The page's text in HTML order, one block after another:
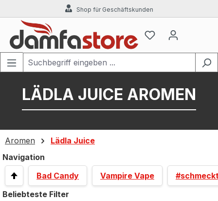
Zum Hauptinhalt springenShop für Geschäftskunden
LÄDLA JUICE AROMEN
Aromen
Lädla Juice
Navigation
Bad Candy
Vampire Vape
Beliebteste Filter